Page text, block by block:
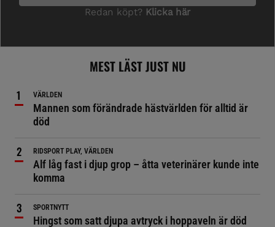
MEST LÄST JUST NU
VÄRLDEN
Mannen som förändrade hästvärlden för alltid är
död
RIDSPORT PLAY, VÄRLDEN
Alf låg fast i djup grop – åtta veterinärer kunde inte
komma
SPORTNYTT
Hingst som satt djupa avtryck i hoppaveln är död